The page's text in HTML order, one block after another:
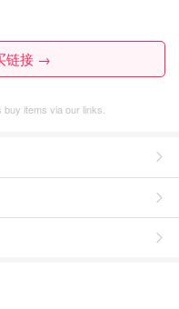
链接 →
items via our links.